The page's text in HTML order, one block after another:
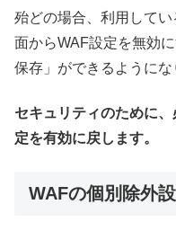
殆どの場合、利用して
面からWAF設定を無効
保存」ができるようにな
セキュリティのために
定を有効に戻します。
WAFの個別除外